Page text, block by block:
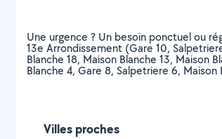
Une urgence ? Un besoin ponctuel ou
13e Arrondissement (Gare 10,
Blanche 18, Maison Blanche 13, Maison
Blanche 4, Gare 8, Salpetriere 6,
Villes proches